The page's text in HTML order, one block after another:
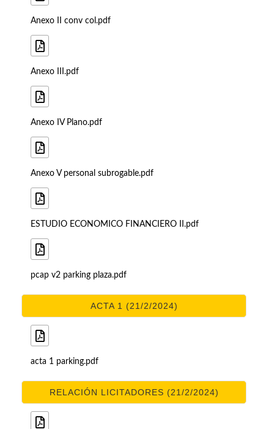
Anexo II conv col.pdf
Anexo III.pdf
Anexo IV Plano.pdf
Anexo V personal subrogable.pdf
ESTUDIO ECONOMICO FINANCIERO II.pdf
pcap v2 parking plaza.pdf
ACTA 1 (21/2/2024)
acta 1 parking.pdf
RELACIÓN LICITADORES (21/2/2024)